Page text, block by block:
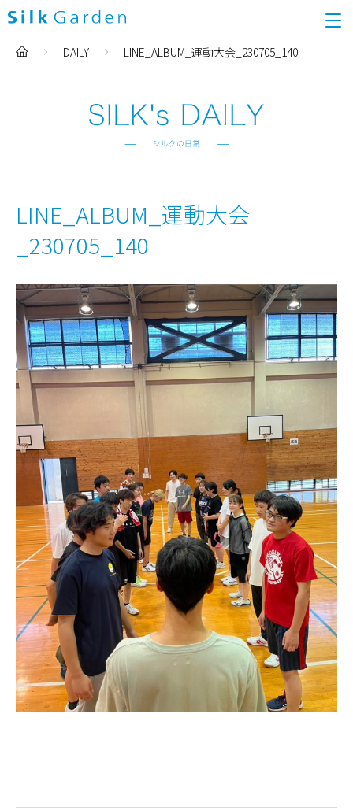
DAILY LINE_ALBUM_運動大会_230705_140
LINE_ALBUM_運動大会
_230705_140